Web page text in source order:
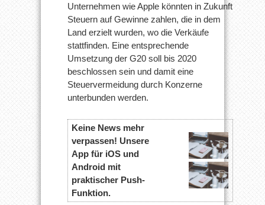
Unternehmen wie Apple könnten in Zukunft
Steuern auf Gewinne zahlen, die in dem
Land erzielt wurden, wo die Verkäufe
stattfinden. Eine entsprechende
Umsetzung der G20 soll bis 2020
beschlossen sein und damit eine
Steuervermeidung durch Konzerne
unterbunden werden.
Keine News mehr
verpassen! Unsere
App für iOS und
Android mit
praktischer Push-
Funktion.